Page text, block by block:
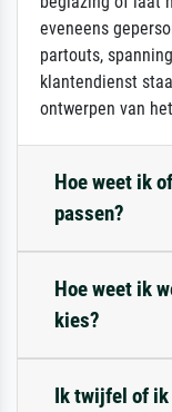
eveneens
partouts,
klantendienst
ontwerpen van
Hoe weet ik
passen?
Hoe weet ik
kies?
Ik twijfel of ik